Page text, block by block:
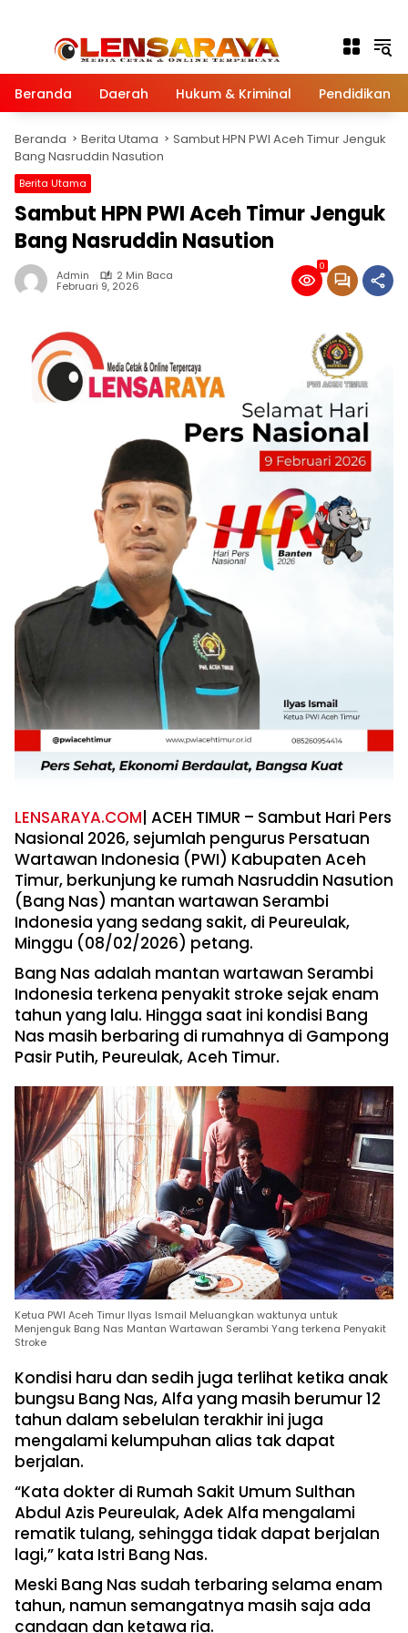
Beranda Daerah Hukum & Kriminal Pendidikan
Beranda Berita Utama
Sambut HPN PWI Aceh Timur Jenguk
Bang Nasruddin Nasution
Berita Utama
Sambut HPN PWI Aceh Timur Jenguk
Bang Nasruddin Nasution
Admin 2 Min Baca
Februari 9, 2026
0
LENSARAYA.COM| ACEH TIMUR – Sambut Hari Pers
Nasional 2026, sejumlah pengurus Persatuan
Wartawan Indonesia (PWI) Kabupaten Aceh
Timur, berkunjung ke rumah Nasruddin Nasution
(Bang Nas) mantan wartawan Serambi
Indonesia yang sedang sakit, di Peureulak,
Minggu (08/02/2026) petang.
Bang Nas adalah mantan wartawan Serambi
Indonesia terkena penyakit stroke sejak enam
tahun yang lalu. Hingga saat ini kondisi Bang
Nas masih berbaring di rumahnya di Gampong
Pasir Putih, Peureulak, Aceh Timur.
Ketua PWI Aceh Timur Ilyas Ismail Meluangkan waktunya untuk
Menjenguk Bang Nas Mantan Wartawan Serambi Yang terkena Penyakit
Stroke
Kondisi haru dan sedih juga terlihat ketika anak
bungsu Bang Nas, Alfa yang masih berumur 12
tahun dalam sebelulan terakhir ini juga
mengalami kelumpuhan alias tak dapat
berjalan.
“Kata dokter di Rumah Sakit Umum Sulthan
Abdul Azis Peureulak, Adek Alfa mengalami
rematik tulang, sehingga tidak dapat berjalan
lagi,” kata Istri Bang Nas.
Meski Bang Nas sudah terbaring selama enam
tahun, namun semangatnya masih saja ada
candaan dan ketawa ria.